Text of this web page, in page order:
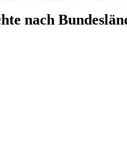
nach